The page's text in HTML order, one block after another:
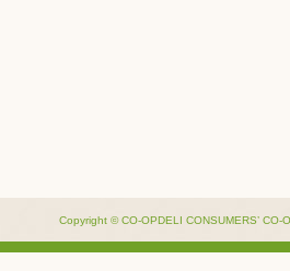
Copyright © CO-OPDELI CONSUMERS’ CO-